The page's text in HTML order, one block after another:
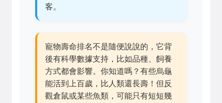
客。
寵物壽命排名不是隨便說說的，它背
後有科學數據支持，比如品種、飼養
方式都會影響。你知道嗎？有些烏龜
能活到上百歲，比人類還長壽！但反
觀倉鼠或某些魚類，可能只有短短幾